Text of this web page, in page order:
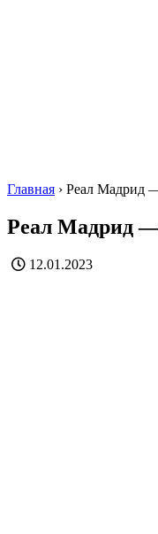
Главная › Реал Мадрид
Реал Мадрид
12.01.2023